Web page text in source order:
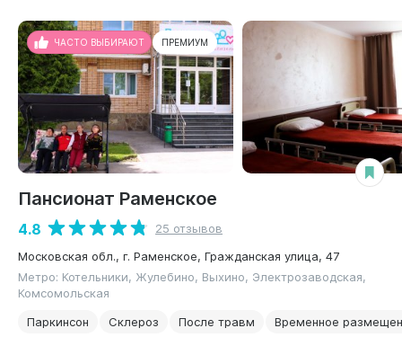
ЧАСТО ВЫБИРАЮТ ПРЕМИУМ
Пансионат Раменское
4.8
25 отзывов
Московская обл., г. Раменское, Гражданская улица, 47
Метро: Котельники, Жулебино, Выхино, Электрозаводская,
Комсомольская
Паркинсон
Склероз После травм Временное